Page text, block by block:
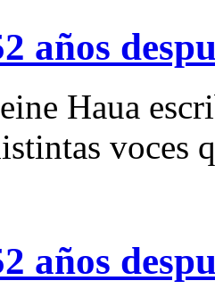
años
Haua
voces
años